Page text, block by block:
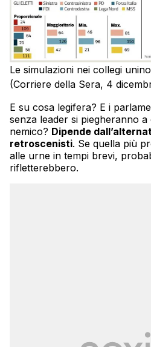
Le simulazioni nei collegi
(Corriere della Sera, 4
E su cosa legifera? E i
senza leader si piegheranno a
nemico? Dipende
retroscenisti. Se quella più
alle urne in tempi brevi,
rifletterebbero.